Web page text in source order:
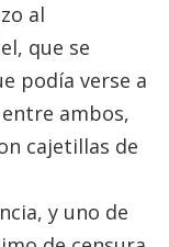
al
que se
podía verse a
ambos,
cajetillas de
y uno de